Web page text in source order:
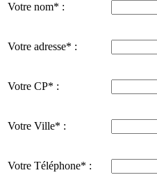
Votre nom* :
Votre adresse* :
Votre CP* :
Votre Ville* :
Votre Téléphone* :